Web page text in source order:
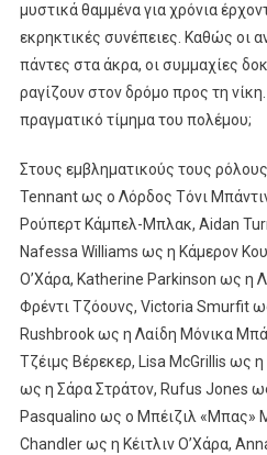
μυστικά θαμμένα για χρόνια
εκρηκτικές συνέπειες. Καθώς οι
πάντες στα άκρα, οι συμμαχίες
ραγίζουν στον δρόμο προς τη
πραγματικό τίμημα του πολέμου;
Στους εμβληματικούς τους
Tennant ως ο Λόρδος Τόνι
Ρούπερτ Κάμπελ-Μπλακ, Aidan
Nafessa Williams ως η Κάμερον
Ο’Χάρα, Katherine Parkinson ως η
Φρέντι Τζόουνς, Victoria Smurfit
Rushbrook ως η Λαίδη Μόνικα
Τζέιμς Βέρεκερ, Lisa McGrillis ως
ως η Σάρα Στράτον, Rufus Jones
Pasqualino ως ο Μπέιζιλ «Μπας»
Chandler ως η Κέιτλιν Ο’Χάρα,